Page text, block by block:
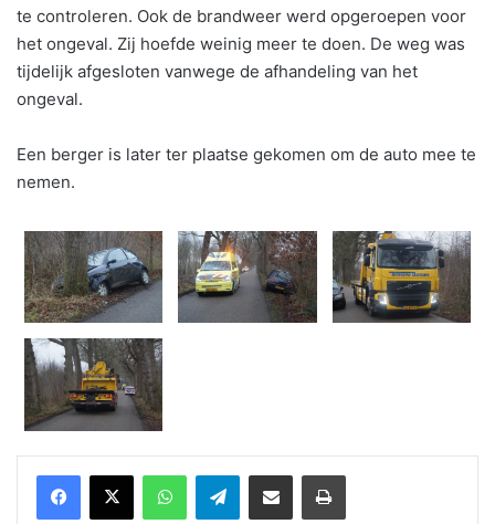
te controleren. Ook de brandweer werd opgeroepen voor
het ongeval. Zij hoefde weinig meer te doen. De weg was
tijdelijk afgesloten vanwege de afhandeling van het
ongeval.
Een berger is later ter plaatse gekomen om de auto mee te
nemen.
WhatsAppTelegramDelen via Email Print